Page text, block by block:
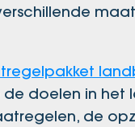
doelen in het
de